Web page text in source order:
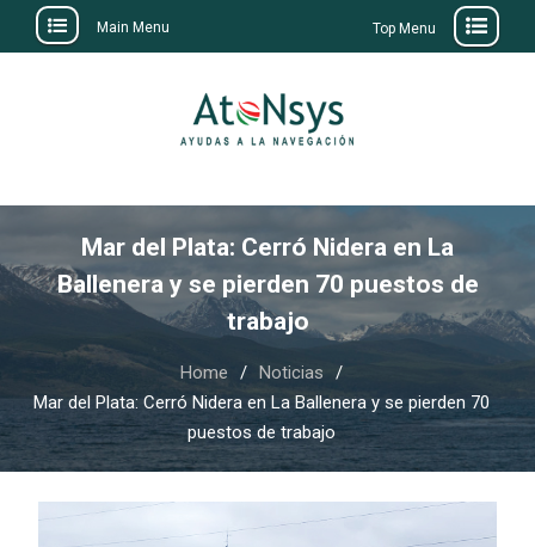
Main Menu Top Menu
Mar del Plata: Cerró Nidera en La
Ballenera y se pierden 70 puestos de
trabajo
Home
Noticias
Mar del Plata: Cerró Nidera en La Ballenera y se pierden 70
puestos de trabajo